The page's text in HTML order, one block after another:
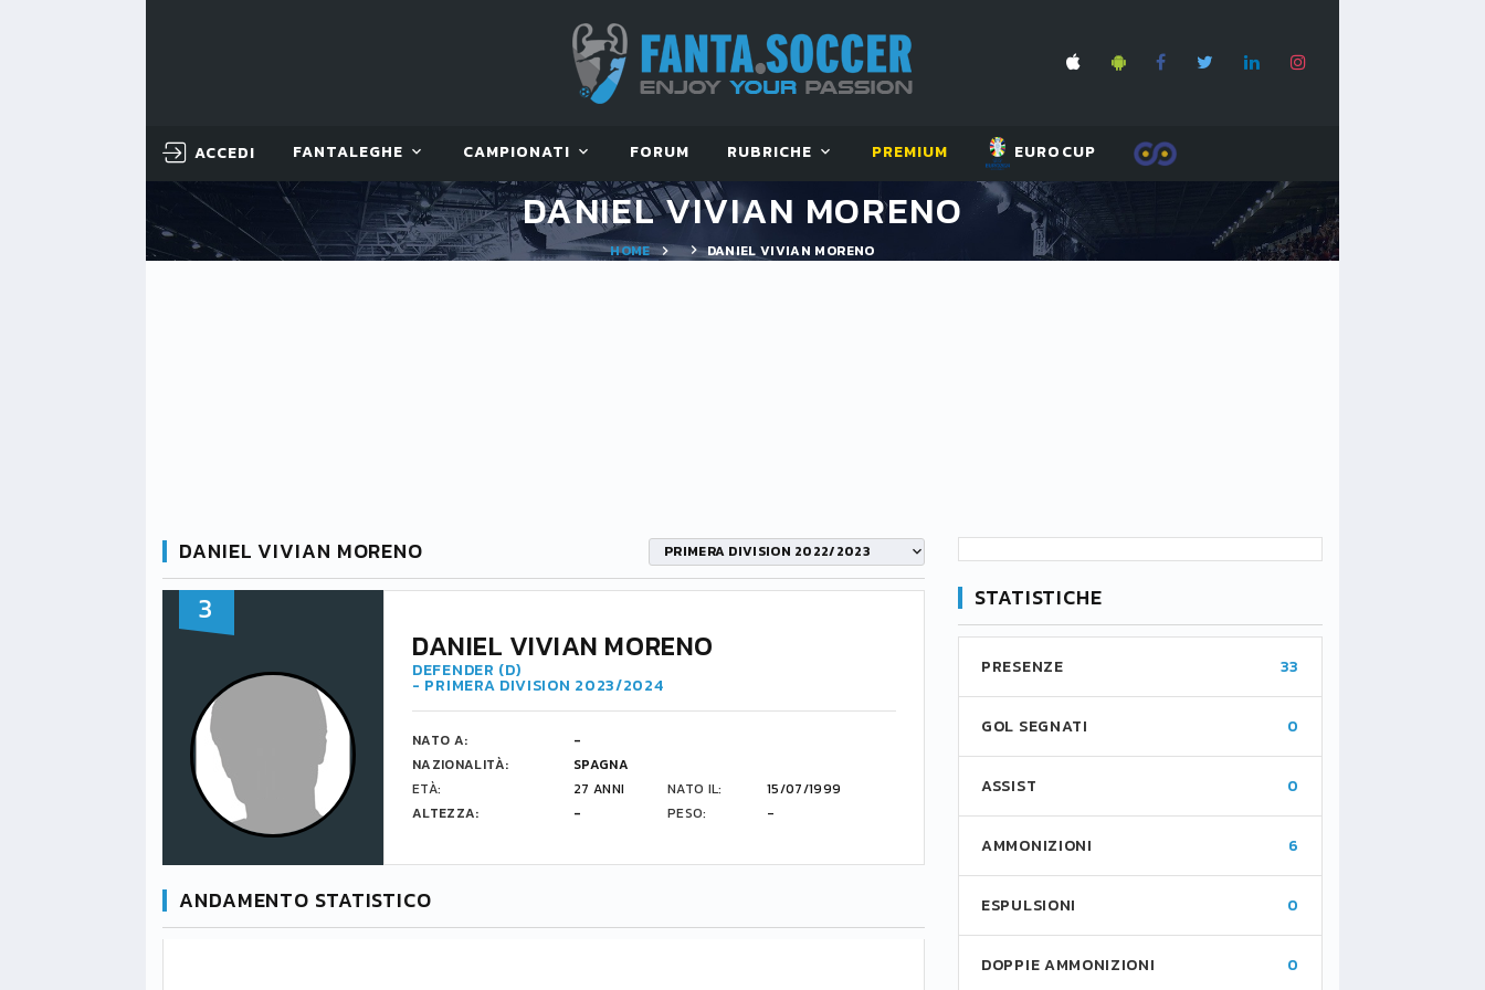
ACCEDI FANTALEGHE CAMPIONATI FORUM RUBRICHE PREMIUM EUROCUP
DANIEL VIVIAN MORENO
HOME DANIEL VIVIAN MORENO
DANIEL VIVIAN MORENO PRIMERA DIVISION 2022/2023
3
DANIEL VIVIAN MORENO
DEFENDER (D)
- PRIMERA DIVISION 2023/2024
NATO A:
-
NAZIONALITÀ:
SPAGNA
ETÀ:
27 ANNI NATO IL:
15/07/1999
ALTEZZA:
- PESO: -
ANDAMENTO STATISTICO
STATISTICHE
PRESENZE 33
GOL SEGNATI 0
ASSIST 0
AMMONIZIONI 6
ESPULSIONI 0
DOPPIE AMMONIZIONI 0